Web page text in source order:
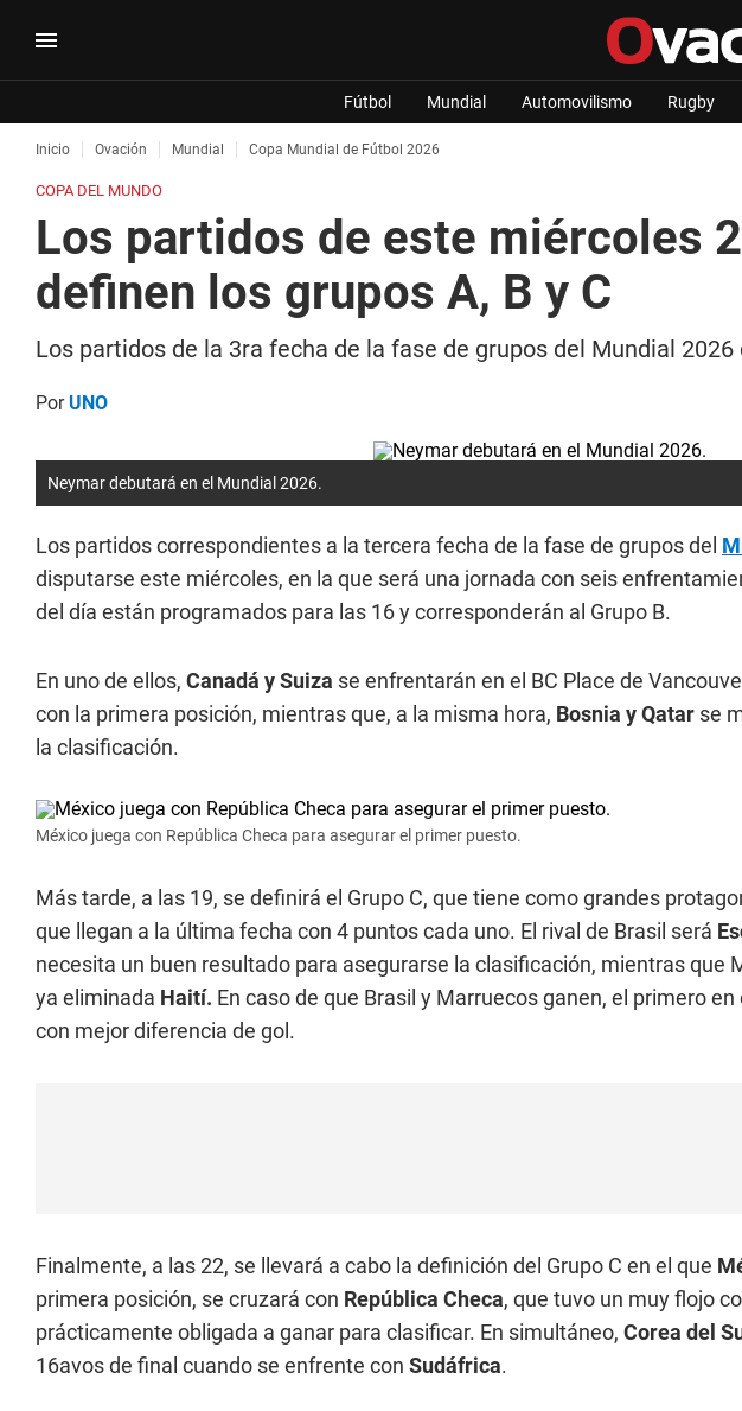
Fútbol Mundial Automovilismo Rugby
Inicio Ovación Mundial Copa Mundial de Fútbol 2026
COPA DEL MUNDO
Los partidos de este miércoles
definen los grupos A, B y C
Los partidos de la 3ra fecha de la fase de grupos del Mundial
PorUNO
Neymar debutará en el Mundial 2026.
Los partidos correspondientes a la tercera fecha de la fase de grupos del
disputarse este miércoles, en la que será una jornada con seis
del día están programados para las 16 y corresponderán al Grupo B.
En uno de ellos, Canadá y Suiza se enfrentarán en el BC Place de
con la primera posición, mientras que, a la misma hora, Bosnia y Qatar se
la clasificación.
México juega con República Checa para asegurar el primer puesto.
Más tarde, a las 19, se definirá el Grupo C, que tiene como grandes
que llegan a la última fecha con 4 puntos cada uno. El rival de Brasil será
necesita un buen resultado para asegurarse la clasificación, mientras que
ya eliminada Haití. En caso de que Brasil y Marruecos ganen, el primero
con mejor diferencia de gol.
Finalmente, a las 22, se llevará a cabo la definición del Grupo C en el que
primera posición, se cruzará con República Checa, que tuvo un muy flojo
prácticamente obligada a ganar para clasificar. En simultáneo, Corea del
16avos de final cuando se enfrente con Sudáfrica.